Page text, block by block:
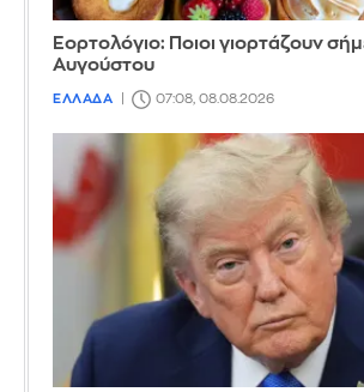
Εορτολόγιο: Ποιοι γιορτάζουν
Αυγούστου
ΕΛΛΑΔΑ 07:08, 08.08.2026